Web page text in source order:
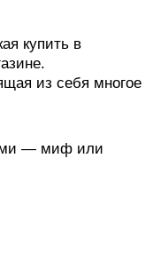
купить в
из себя многое
— миф или